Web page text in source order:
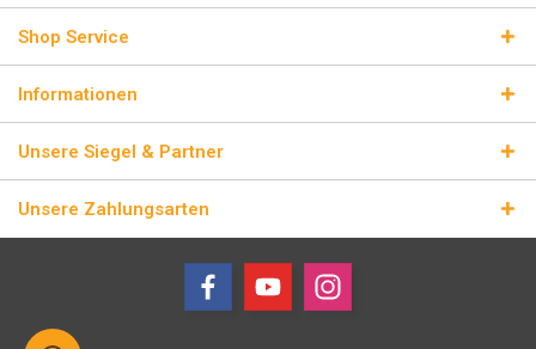
Shop Service
Informationen
Unsere Siegel & Partner
Unsere Zahlungsarten